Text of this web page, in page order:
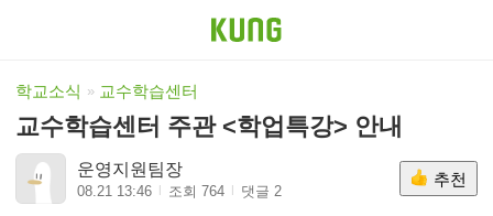
학교소식 교수학습센터
교수학습센터 주관 <학업특강> 안내
운영지원팀장
08.21 13:46 조회 764 댓글 2
추천